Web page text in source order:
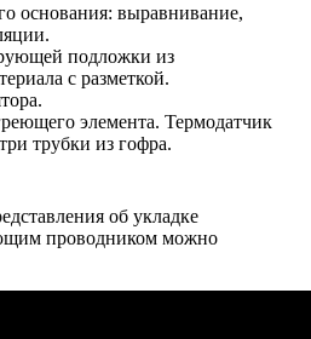
основания: выравнивание,
подложки из
с разметкой.
элемента. Термодатчик
трубки из гофра.
об укладке
проводником можно